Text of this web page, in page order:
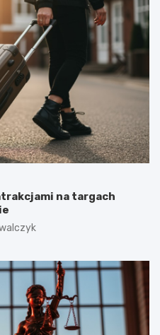
na targach